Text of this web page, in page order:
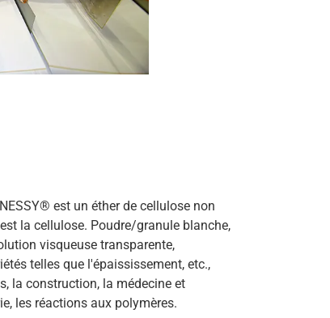
est un éther de cellulose non
la cellulose. Poudre/granule blanche,
visqueuse transparente,
telles que l'épaississement, etc.,
la construction, la médecine et
les réactions aux polymères.